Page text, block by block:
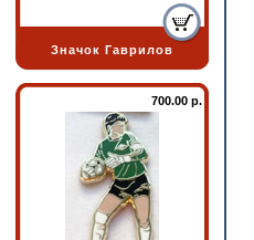
Значок Гаврилов
700.00 р.